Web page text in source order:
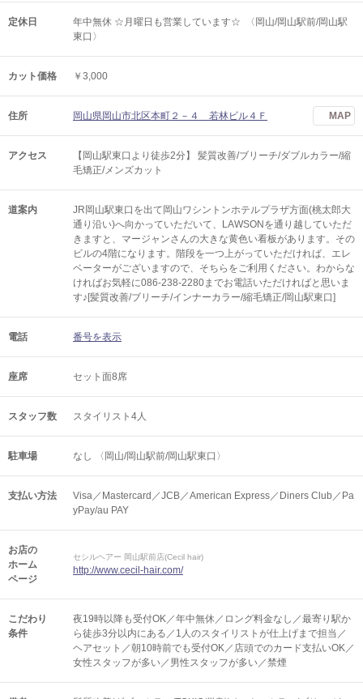
定休日
年中無休 ☆月曜日も営業しています☆ 〈岡山/岡山駅前/岡山駅
東口〉
カット価格 ￥3,000
住所 岡山県岡山市北区本町２－４ 若林ビル４Ｆ MAP
アクセス
【岡山駅東口より徒歩2分】 髪質改善/ブリーチ/ダブルカラー/縮
毛矯正/メンズカット
道案内
JR岡山駅東口を出て岡山ワシントンホテルプラザ方面(桃太郎大
通り沿い)へ向かっていただいて、LAWSONを通り越していただ
きますと、マージャンさんの大きな黄色い看板があります。その
ビルの4階になります。階段を一つ上がっていただければ、エレ
ベーターがございますので、そちらをご利用ください。わからな
ければお気軽に086-238-2280までお電話いただければと思いま
す♪[髪質改善/ブリーチ/インナーカラー/縮毛矯正/岡山駅東口]
電話 番号を表示
座席 セット面8席
スタッフ数 スタイリスト4人
駐車場 なし 〈岡山/岡山駅前/岡山駅東口〉
支払い方法
Visa／Mastercard／JCB／American Express／Diners Club／Pa
yPay/au PAY
お店の
ホーム
ページ
セシルヘアー 岡山駅前店(Cecil hair)
http://www.cecil-hair.com/
こだわり
条件
夜19時以降も受付OK／年中無休／ロング料金なし／最寄り駅か
ら徒歩3分以内にある／1人のスタイリストが仕上げまで担当／
ヘアセット／朝10時前でも受付OK／店頭でのカード支払いOK／
女性スタッフが多い／男性スタッフが多い／禁煙